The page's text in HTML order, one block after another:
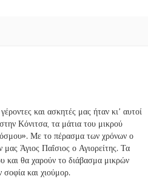
και ασκητές μας ήταν κι’ αυτοί
Κόνιτσα, τα μάτια του μικρού
Με το πέρασμα των χρόνων ο
Άγιος Παΐσιος ο Αγιορείτης. Τα
και θα χαρούν το διάβασμα μικρών
και χιούμορ.